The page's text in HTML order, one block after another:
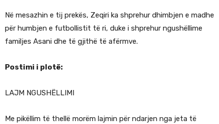
Në mesazhin e tij prekës, Zeqiri ka shprehur dhimbjen e madhe
për humbjen e futbollistit të ri, duke i shprehur ngushëllime
familjes Asani dhe të gjithë të afërmve.
Postimi i plotë:
LAJM NGUSHËLLIMI
Me pikëllim të thellë morëm lajmin për ndarjen nga jeta të